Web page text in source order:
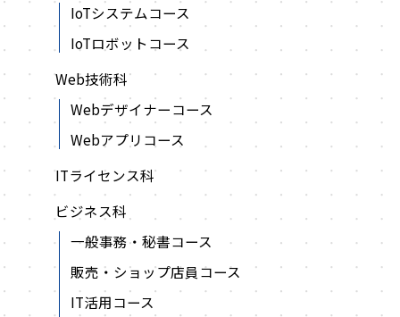
IoTシステムコース
IoTロボットコース
Web技術科
Webデザイナーコース
Webアプリコース
ITライセンス科
ビジネス科
一般事務・秘書コース
販売・ショップ店員コース
IT活用コース